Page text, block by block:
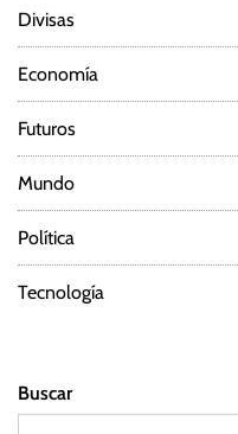
Divisas
Economía
Futuros
Mundo
Política
Tecnología
Buscar